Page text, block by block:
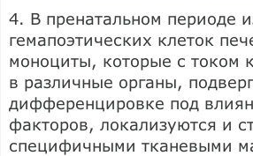
4. В пренатальном периоде
гемапоэтических клеток
моноциты, которые с током
в различные органы,
дифференцировке под
факторов, локализуются и
специфичными тканевыми